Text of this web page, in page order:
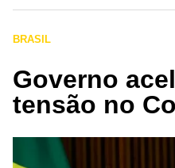
BRASIL
Governo
tensão no